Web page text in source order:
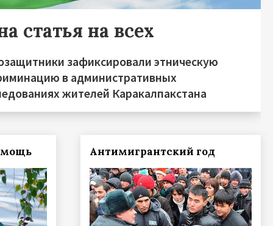
статья на всех
зафиксировали этническую
в административных
жителей Каракалпакстана
Антимигрантский год